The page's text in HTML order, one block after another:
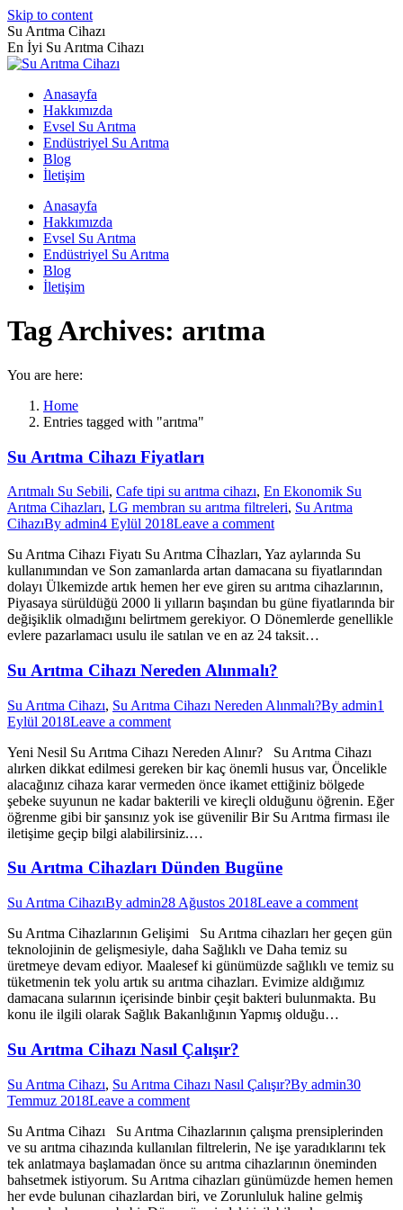
Skip to content
Su Arıtma Cihazı
En İyi Su Arıtma Cihazı
Anasayfa
Hakkımızda
Evsel Su Arıtma
Endüstriyel Su Arıtma
Blog
İletişim
Anasayfa
Hakkımızda
Evsel Su Arıtma
Endüstriyel Su Arıtma
Blog
İletişim
Tag Archives: arıtma
You are here:
Home
Entries tagged with "arıtma"
Su Arıtma Cihazı Fiyatları
Arıtmalı Su Sebili, Cafe tipi su arıtma cihazı, En Ekonomik Su
Arıtma Cihazları, LG membran su arıtma filtreleri, Su Arıtma
CihazıBy admin4 Eylül 2018Leave a comment
Su Arıtma Cihazı Fiyatı Su Arıtma Cİhazları, Yaz aylarında Su
kullanımından ve Son zamanlarda artan damacana su fiyatlarından
dolayı Ülkemizde artık hemen her eve giren su arıtma cihazlarının,
Piyasaya sürüldüğü 2000 li yılların başından bu güne fiyatlarında bir
değişiklik olmadığını belirtmem gerekiyor. O Dönemlerde genellikle
evlere pazarlamacı usulu ile satılan ve en az 24 taksit…
Su Arıtma Cihazı Nereden Alınmalı?
Su Arıtma Cihazı, Su Arıtma Cihazı Nereden Alınmalı?By admin1
Eylül 2018Leave a comment
Yeni Nesil Su Arıtma Cihazı Nereden Alınır? Su Arıtma Cihazı
alırken dikkat edilmesi gereken bir kaç önemli husus var, Öncelikle
alacağınız cihaza karar vermeden önce ikamet ettiğiniz bölgede
şebeke suyunun ne kadar bakterili ve kireçli olduğunu öğrenin. Eğer
öğrenme gibi bir şansınız yok ise güvenilir Bir Su Arıtma firması ile
iletişime geçip bilgi alabilirsiniz.…
Su Arıtma Cihazları Dünden Bugüne
Su Arıtma CihazıBy admin28 Ağustos 2018Leave a comment
Su Arıtma Cihazlarının Gelişimi Su Arıtma cihazları her geçen gün
teknolojinin de gelişmesiyle, daha Sağlıklı ve Daha temiz su
üretmeye devam ediyor. Maalesef ki günümüzde sağlıklı ve temiz su
tüketmenin tek yolu artık su arıtma cihazları. Evimize aldığımız
damacana sularının içerisinde binbir çeşit bakteri bulunmakta. Bu
konu ile ilgili olarak Sağlık Bakanlığının Yapmış olduğu…
Su Arıtma Cihazı Nasıl Çalışır?
Su Arıtma Cihazı, Su Arıtma Cihazı Nasıl Çalışır?By admin30
Temmuz 2018Leave a comment
Su Arıtma Cihazı Su Arıtma Cihazlarının çalışma prensiplerinden
ve su arıtma cihazında kullanılan filtrelerin, Ne işe yaradıklarını tek
tek anlatmaya başlamadan önce su arıtma cihazlarının öneminden
bahsetmek istiyorum. Su Arıtma cihazları günümüzde hemen hemen
her evde bulunan cihazlardan biri, ve Zorunluluk haline gelmiş